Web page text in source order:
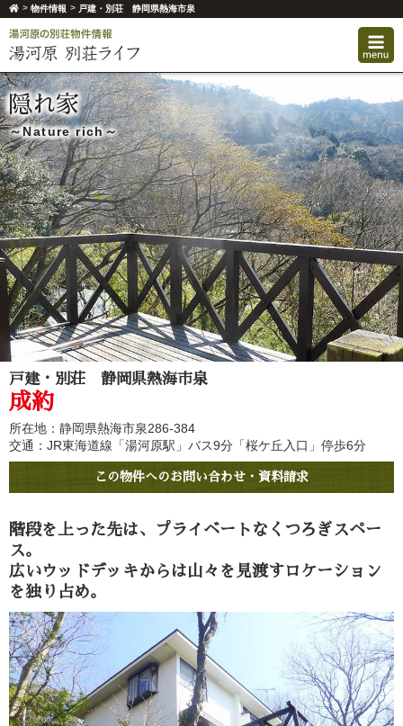
>物件情報 > 戸建・別荘 静岡県熱海市泉
隠れ家
～Nature rich～
戸建・別荘 静岡県熱海市泉
成約
所在地：静岡県熱海市泉286-384
交通：JR東海道線「湯河原駅」バス9分「桜ケ丘入口」停歩6分
この物件へのお問い合わせ・資料請求
階段を上った先は、プライベートなくつろぎスペー
ス。
広いウッドデッキからは山々を見渡すロケーション
を独り占め。